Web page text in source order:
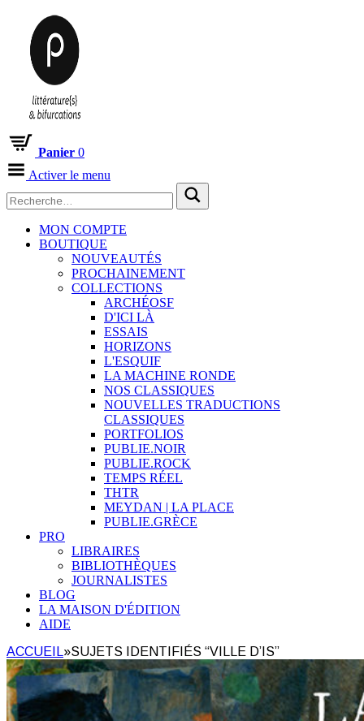
Panier 0
Activer le menu
MON COMPTE
BOUTIQUE
NOUVEAUTÉS
PROCHAINEMENT
COLLECTIONS
ARCHÉOSF
D'ICI LÀ
ESSAIS
HORIZONS
L'ESQUIF
LA MACHINE RONDE
NOS CLASSIQUES
NOUVELLES TRADUCTIONS
CLASSIQUES
PORTFOLIOS
PUBLIE.NOIR
PUBLIE.ROCK
TEMPS RÉEL
THTR
MEYDAN | LA PLACE
PUBLIE.GRÈCE
PRO
LIBRAIRES
BIBLIOTHÈQUES
JOURNALISTES
BLOG
LA MAISON D'ÉDITION
AIDE
ACCUEIL»SUJETS IDENTIFIÉS “VILLE D’IS”